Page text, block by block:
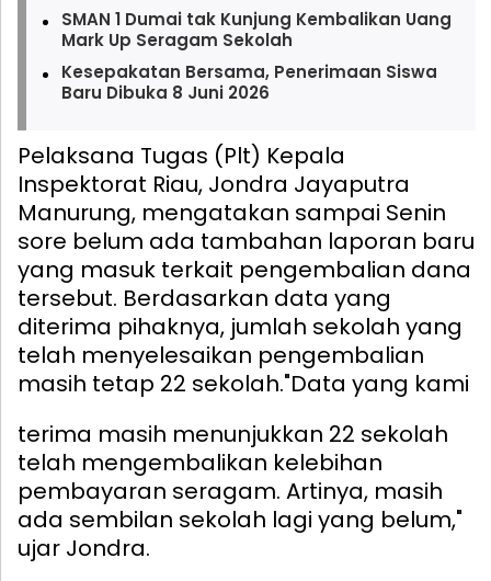
SMAN 1 Dumai tak Kunjung Kembalikan Uang
Mark Up Seragam Sekolah
Kesepakatan Bersama, Penerimaan Siswa
Baru Dibuka 8 Juni 2026
Pelaksana Tugas (Plt) Kepala
Inspektorat Riau, Jondra Jayaputra
Manurung, mengatakan sampai Senin
sore belum ada tambahan laporan baru
yang masuk terkait pengembalian dana
tersebut. Berdasarkan data yang
diterima pihaknya, jumlah sekolah yang
telah menyelesaikan pengembalian
masih tetap 22 sekolah."Data yang kami
terima masih menunjukkan 22 sekolah
telah mengembalikan kelebihan
pembayaran seragam. Artinya, masih
ada sembilan sekolah lagi yang belum,"
ujar Jondra.